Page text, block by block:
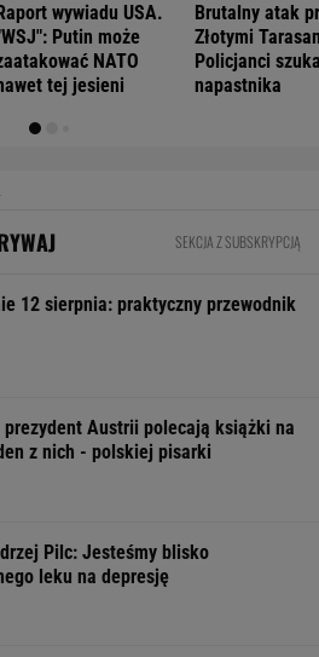
wywiadu USA.
Putin może
NATO
tej jesieni
Brutalny atak
Złotymi
Policjanci
napastnika
SEKCJA Z SUBSKRYPCJĄ
12 sierpnia: praktyczny przewodnik
prezydent Austrii polecają książki na
z nich - polskiej pisarki
Pilc: Jesteśmy blisko
leku na depresję